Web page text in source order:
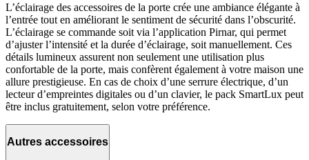
L’éclairage des accessoires de la porte crée une ambiance élégante à
l’entrée tout en améliorant le sentiment de sécurité dans l’obscurité.
L’éclairage se commande soit via l’application Pirnar, qui permet
d’ajuster l’intensité et la durée d’éclairage, soit manuellement. Ces
détails lumineux assurent non seulement une utilisation plus
confortable de la porte, mais confèrent également à votre maison une
allure prestigieuse. En cas de choix d’une serrure électrique, d’un
lecteur d’empreintes digitales ou d’un clavier, le pack SmartLux peut
être inclus gratuitement, selon votre préférence.
Autres accessoires